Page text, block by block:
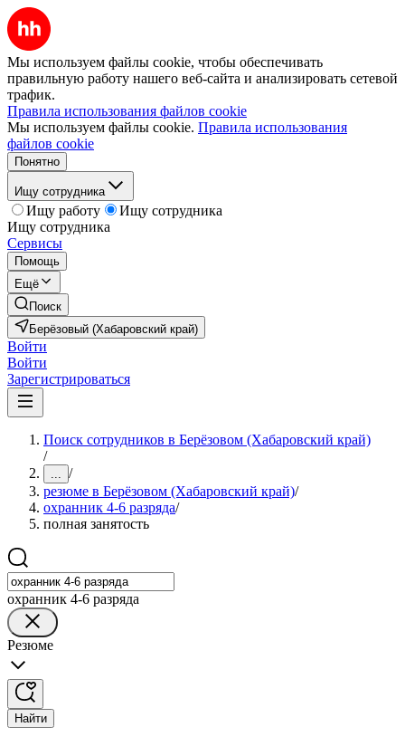
Мы используем файлы cookie, чтобы обеспечивать
правильную работу нашего веб-сайта и анализировать сетевой
трафик.
Правила использования файлов cookie
Мы используем файлы cookie. Правила использования
файлов cookie
Понятно
Ищу сотрудника
Ищу работу
Ищу сотрудника
Ищу сотрудника
Сервисы
Помощь
Ещё
Поиск
Берёзовый (Хабаровский край)
Войти
Войти
Зарегистрироваться
Поиск сотрудников в Берёзовом (Хабаровский край)
/
... /
резюме в Берёзовом (Хабаровский край)/
охранник 4-6 разряда/
полная занятость
охранник 4-6 разряда
Резюме
Найти